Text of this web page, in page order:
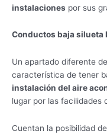
instalaciones por sus
Conductos baja silueta
Un apartado diferente
característica de tener
instalación del aire
lugar por las facilidades
Cuentan la posibilidad